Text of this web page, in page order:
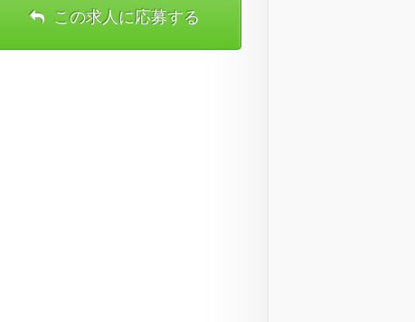
この求人に応募する